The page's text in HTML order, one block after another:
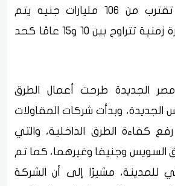
هذه المشروعات تقترب من 106 مليارات جنيه يتم
تحصيلها على فترة زمنية تتراوح بين 10 و15 عامًا كحد
الجديدة طرحت أعمال الطرق
الجديدة، وبدأت شركات المقاولات
كفاءة الطرق الداخلية، والتي
السويس وجنيفا وغيرهما، كما تم
للمدينة، مشيرًا إلى أن الشركة